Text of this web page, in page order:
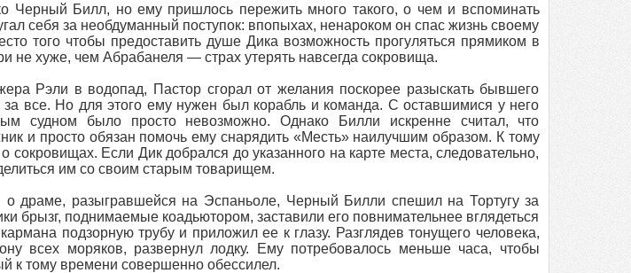
Черный Билл, но ему пришлось пережить много такого, о чем и вспоминать
себя за необдуманный поступок: впопыхах, ненароком он спас жизнь своему
того чтобы предоставить душе Дика возможность прогуляться прямиком в
не хуже, чем Абрабанеля — страх утерять навсегда сокровища.
Рэли в водопад, Пастор сгорал от желания поскорее разыскать бывшего
за все. Но для этого ему нужен был корабль и команда. С оставшимися у него
судном было просто невозможно. Однако Билли искренне считал, что
и просто обязан помочь ему снарядить «Месть» наилучшим образом. К тому
сокровищах. Если Дик добрался до указанного на карте места, следовательно,
им со своим старым товарищем.
драме, разыгравшейся на Эспаньоле, Черный Билли спешил на Тортугу за
брызг, поднимаемые коадьютором, заставили его повнимательнее вглядеться
подзорную трубу и приложил ее к глазу. Разглядев тонущего человека,
всех моряков, развернул лодку. Ему потребовалось меньше часа, чтобы
к тому времени совершенно обессилел.